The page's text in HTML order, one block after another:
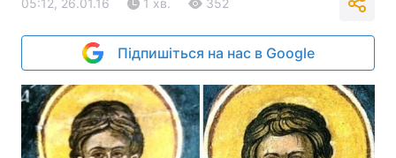
05:12, 26.01.16 1 хв. 352
Підпишіться на нас в Google